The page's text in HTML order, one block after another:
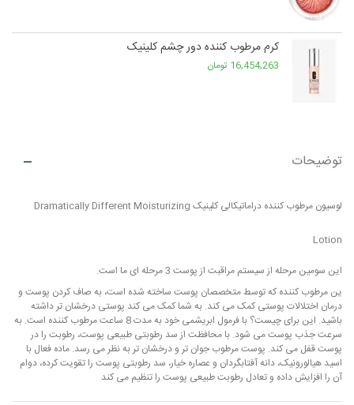
کرم مرطوب کننده دور چشم کلینیک
16,454,263 تومان
توضیحات
لوسیون مرطوب کننده دراماتیکالی کلینیک Dramatically Different Moisturizing
Lotion
این سومین مرحله از سیستم مراقبت از پوست 3 مرحله ای ما است.
ین مرطوب کننده که توسط متخصصان پوست ساخته شده است، به صاف کردن پوست و
درمان اختلالات پوستی کمک می کند. به شما کمک می کند پوستی درخشان تر داشته
باشید. این برای چیست؟ با فرمول ابریشمی خود به مدت 8 ساعت مرطوب کننده است. به
سرعت جذب پوست می شود. با محافظت از سد رطوبتی طبیعی پوست، رطوبت را در
پوست قفل می کند. پوست مرطوب جوان تر و درخشان تر به نظر می رسد. ماده فعال با
اسید هیالورونیک، دانه آفتابگردان و عصاره خیار، سد رطوبتی پوست را تقویت کرده، دوام
آن را افزایش داده و تعادل رطوبت طبیعی پوست را تنظیم می کند